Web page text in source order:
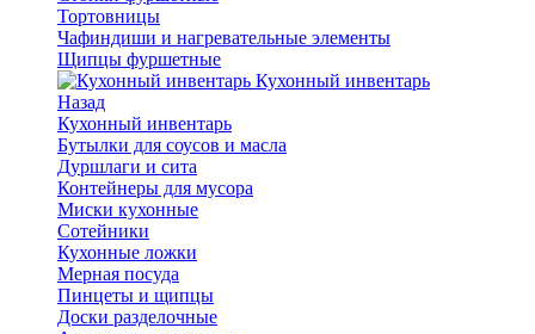
Тортовницы
Чафиндиши и нагревательные элементы
Щипцы фуршетные
Кухонный инвентарь
Назад
Кухонный инвентарь
Бутылки для соусов и масла
Дуршлаги и сита
Контейнеры для мусора
Миски кухонные
Сотейники
Кухонные ложки
Мерная посуда
Пинцеты и щипцы
Доски разделочные